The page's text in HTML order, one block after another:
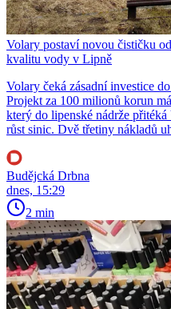
Volary postaví novou čističku
kvalitu vody v Lipně
Volary čeká zásadní investice
Projekt za 100 milionů korun
který do lipenské nádrže
růst sinic. Dvě třetiny nákladů
Budějcká Drbna
dnes, 15:29
2 min